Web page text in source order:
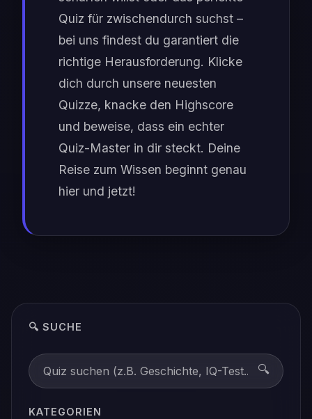
Quiz für zwischendurch suchst –
bei uns findest du garantiert die
richtige Herausforderung. Klicke
dich durch unsere neuesten
Quizze, knacke den Highscore
und beweise, dass ein echter
Quiz-Master in dir steckt. Deine
Reise zum Wissen beginnt genau
hier und jetzt!
🔍 SUCHE
🔍
KATEGORIEN